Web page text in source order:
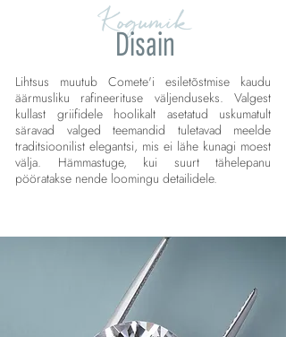
Kogumik
Disain
Lihtsus muutub Comete'i esiletõstmise kaudu
äärmusliku rafineerituse väljenduseks. Valgest
kullast griifidele hoolikalt asetatud uskumatult
säravad valged teemandid tuletavad meelde
traditsioonilist elegantsi, mis ei lähe kunagi moest
välja. Hämmastuge, kui suurt tähelepanu
pööratakse nende loomingu detailidele.